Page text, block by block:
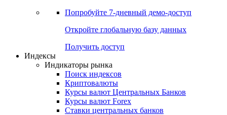
Попробуйте 7-дневный демо-доступ
Откройте глобальную базу данных
Получить доступ
Индексы
Индикаторы рынка
Поиск индексов
Криптовалюты
Курсы валют Центральных Банков
Курсы валют Forex
Ставки центральных банков